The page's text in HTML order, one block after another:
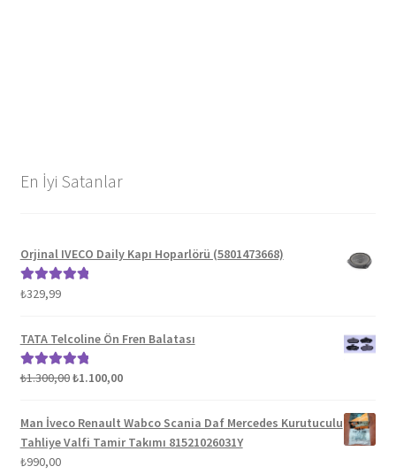
En İyi Satanlar
Orjinal IVECO Daily Kapı Hoparlörü (5801473668)
5 üzerinden
₺329,99
TATA Telcoline Ön Fren Balatası
5 üzerinden
₺1.300,00Orijinal
₺1.300,00.
₺1.100,00Şu
fiyat:
₺1.100,00.
Man İveco Renault Wabco Scania Daf Mercedes Kurutuculu
Tahliye Valfi Tamir Takımı 81521026031Y
₺990,00